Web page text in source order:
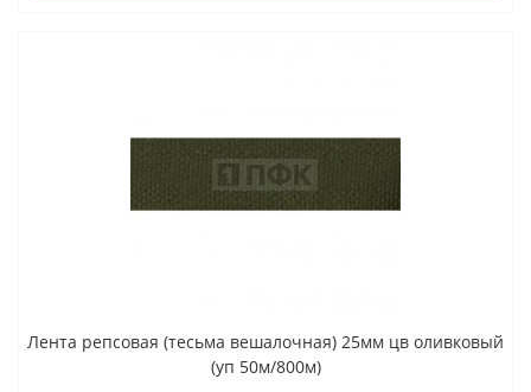
Лента репсовая (тесьма вешалочная) 25мм цв оливковый
(уп 50м/800м)